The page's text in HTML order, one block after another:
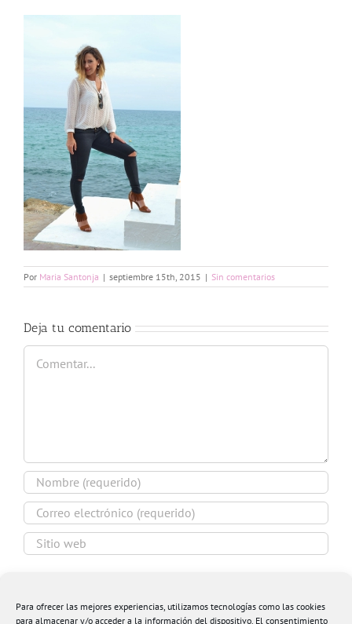
Para ofrecer las mejores experiencias, utilizamos tecnologías como las cookies
para almacenar y/o acceder a la información del dispositivo. El consentimiento
Por Maria Santonja | septiembre 15th, 2015 | Sin comentarios
Deja tu comentario
Comentar
navegador para la próxima vez que comente.